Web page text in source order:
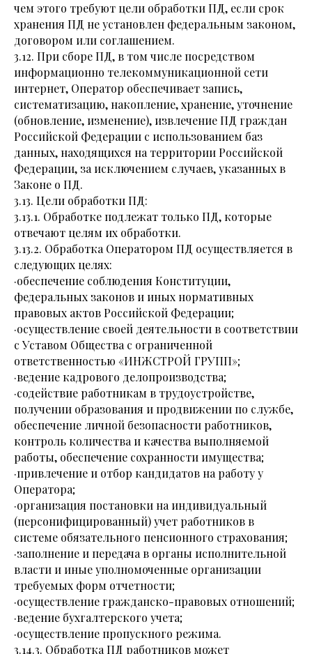
чем этого требуют цели обработки ПД, если срок
хранения ПД не установлен федеральным законом,
договором или соглашением.
3.12. При сборе ПД, в том числе посредством
информационно телекоммуникационной сети
интернет, Оператор обеспечивает запись,
систематизацию, накопление, хранение, уточнение
(обновление, изменение), извлечение ПД граждан
Российской Федерации с использованием баз
данных, находящихся на территории Российской
Федерации, за исключением случаев, указанных в
Законе о ПД.
3.13. Цели обработки ПД:
3.13.1. Обработке подлежат только ПД, которые
отвечают целям их обработки.
3.13.2. Обработка Оператором ПД осуществляется в
следующих целях:
·обеспечение соблюдения Конституции,
федеральных законов и иных нормативных
правовых актов Российской Федерации;
·осуществление своей деятельности в соответствии
с Уставом Общества с ограниченной
ответственностью «ИНЖСТРОЙ ГРУПП»;
·ведение кадрового делопроизводства;
·содействие работникам в трудоустройстве,
получении образования и продвижении по службе,
обеспечение личной безопасности работников,
контроль количества и качества выполняемой
работы, обеспечение сохранности имущества;
·привлечение и отбор кандидатов на работу у
Оператора;
·организация постановки на индивидуальный
(персонифицированный) учет работников в
системе обязательного пенсионного страхования;
·заполнение и передача в органы исполнительной
власти и иные уполномоченные организации
требуемых форм отчетности;
·осуществление гражданско-правовых отношений;
·ведение бухгалтерского учета;
·осуществление пропускного режима.
3.14.3. Обработка ПД работников может